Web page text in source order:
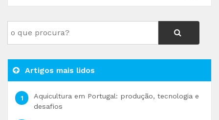
Artigos mais lidos
Aquicultura em Portugal: produção, tecnologia e
desafios